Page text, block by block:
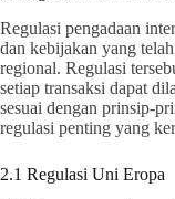
Regulasi pengadaan
dan kebijakan yang
regional. Regulasi
setiap transaksi dapat
sesuai dengan prinsip-
regulasi penting yang
2.1 Regulasi Uni Eropa